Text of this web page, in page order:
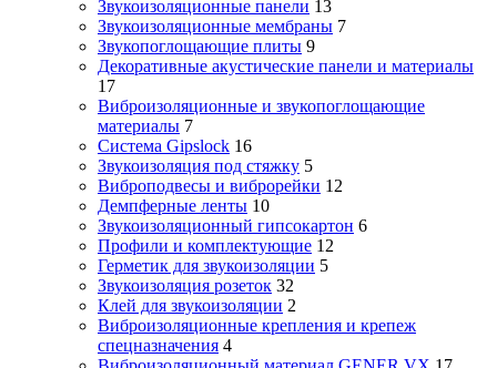
Звукоизоляционные панели 13
Звукоизоляционные мембраны 7
Звукопоглощающие плиты 9
Декоративные акустические панели и материалы
17
Виброизоляционные и звукопоглощающие
материалы 7
Система Gipslock 16
Звукоизоляция под стяжку 5
Виброподвесы и виброрейки 12
Демпферные ленты 10
Звукоизоляционный гипсокартон 6
Профили и комплектующие 12
Герметик для звукоизоляции 5
Звукоизоляция розеток 32
Клей для звукоизоляции 2
Виброизоляционные крепления и крепеж
спецназначения 4